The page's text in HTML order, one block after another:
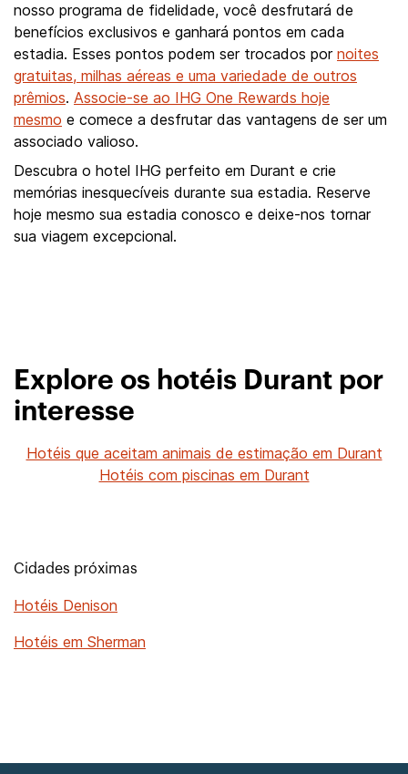
nosso programa de fidelidade, você desfrutará de
benefícios exclusivos e ganhará pontos em cada
estadia. Esses pontos podem ser trocados por noites
gratuitas, milhas aéreas e uma variedade de outros
prêmios. Associe-se ao IHG One Rewards hoje
mesmo e comece a desfrutar das vantagens de ser um
associado valioso.
Descubra o hotel IHG perfeito em Durant e crie
memórias inesquecíveis durante sua estadia. Reserve
hoje mesmo sua estadia conosco e deixe-nos tornar
sua viagem excepcional.
Explore os hotéis Durant por
interesse
Hotéis que aceitam animais de estimação em Durant
Hotéis com piscinas em Durant
Cidades próximas
Hotéis Denison
Hotéis em Sherman